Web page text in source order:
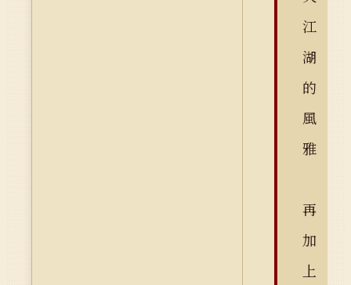
江
湖
的
風
雅
再
加
上